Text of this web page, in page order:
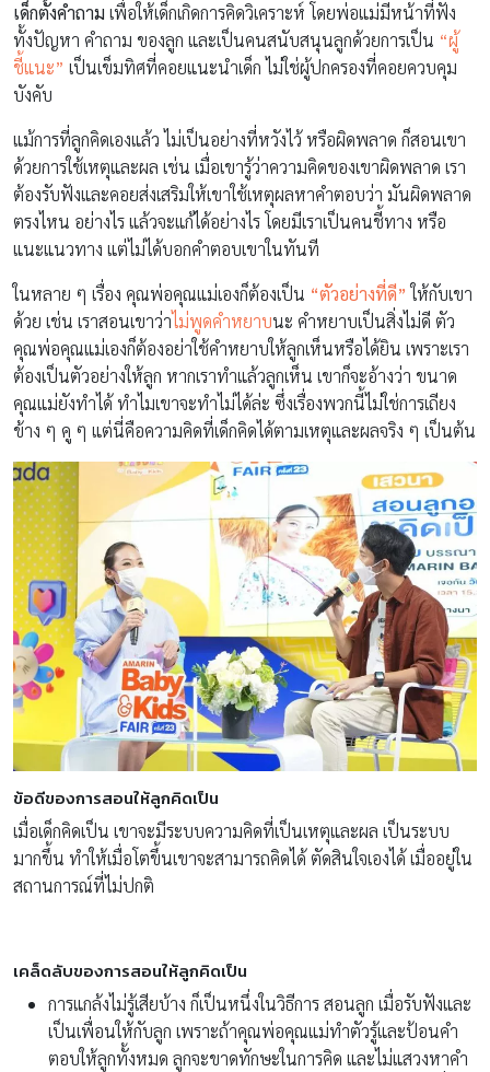
เด็กตั้งคำถาม เพื่อให้เด็กเกิดการคิดวิเคราะห์ โดยพ่อแม่มีหน้าที่ฟัง
ทั้งปัญหา คำถาม ของลูก และเป็นคนสนับสนุนลูกด้วยการเป็น “ผู้
ชี้แนะ” เป็นเข็มทิศที่คอยแนะนำเด็ก ไม่ใช่ผู้ปกครองที่คอยควบคุม
บังคับ
แม้การที่ลูกคิดเองแล้ว ไม่เป็นอย่างที่หวังไว้ หรือผิดพลาด ก็สอนเขา
ด้วยการใช้เหตุและผล เช่น เมื่อเขารู้ว่าความคิดของเขาผิดพลาด เรา
ต้องรับฟังและคอยส่งเสริมให้เขาใช้เหตุผลหาคำตอบว่า มันผิดพลาด
ตรงไหน อย่างไร แล้วจะแก้ได้อย่างไร โดยมีเราเป็นคนชี้ทาง หรือ
แนะแนวทาง แต่ไม่ได้บอกคำตอบเขาในทันที
ในหลาย ๆ เรื่อง คุณพ่อคุณแม่เองก็ต้องเป็น “ตัวอย่างที่ดี” ให้กับเขา
ด้วย เช่น เราสอนเขาว่าไม่พูดคำหยาบนะ คำหยาบเป็นสิ่งไม่ดี ตัว
คุณพ่อคุณแม่เองก็ต้องอย่าใช้คำหยาบให้ลูกเห็นหรือได้ยิน เพราะเรา
ต้องเป็นตัวอย่างให้ลูก หากเราทำแล้วลูกเห็น เขาก็จะอ้างว่า ขนาด
คุณแม่ยังทำได้ ทำไมเขาจะทำไม่ได้ล่ะ ซึ่งเรื่องพวกนี้ไม่ใช่การเถียง
ข้าง ๆ คู ๆ แต่นี่คือความคิดที่เด็กคิดได้ตามเหตุและผลจริง ๆ เป็นต้น
ข้อดีของการสอนให้ลูกคิดเป็น
เมื่อเด็กคิดเป็น เขาจะมีระบบความคิดที่เป็นเหตุและผล เป็นระบบ
มากขึ้น ทำให้เมื่อโตขึ้นเขาจะสามารถคิดได้ ตัดสินใจเองได้ เมื่ออยู่ใน
สถานการณ์ที่ไม่ปกติ
เคล็ดลับของการสอนให้ลูกคิดเป็น
การแกล้งไม่รู้เสียบ้าง ก็เป็นหนึ่งในวิธีการ สอนลูก เมื่อรับฟังและ
เป็นเพื่อนให้กับลูก เพราะถ้าคุณพ่อคุณแม่ทำตัวรู้และป้อนคำ
ตอบให้ลูกทั้งหมด ลูกจะขาดทักษะในการคิด และไม่แสวงหาคำ